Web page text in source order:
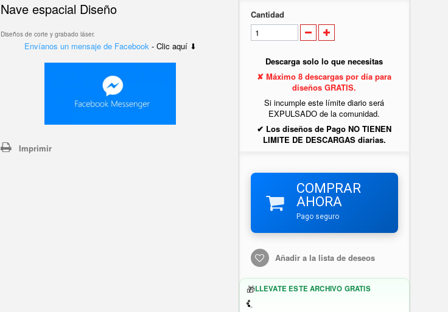
Nave espacial Diseño
Diseños de corte y grabado láser.
Envíanos un mensaje de Facebook - Clic aquí ⬇
Imprimir
Cantidad
Descarga solo lo que necesitas
✘ Máximo 8 descargas por día para
diseños GRATIS.
Si incumple este límite diario será
EXPULSADO de la comunidad.
✔ Los diseños de Pago NO TIENEN
LIMITE DE DESCARGAS diarias.
COMPRAR
AHORA
Pago seguro
Añadir a la lista de deseos
🎁LLEVATE ESTE ARCHIVO GRATIS